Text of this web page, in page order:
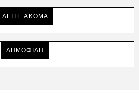
ΔΕΙΤΕ ΑΚΟΜΑ
ΔΗΜΟΦΙΛΗ